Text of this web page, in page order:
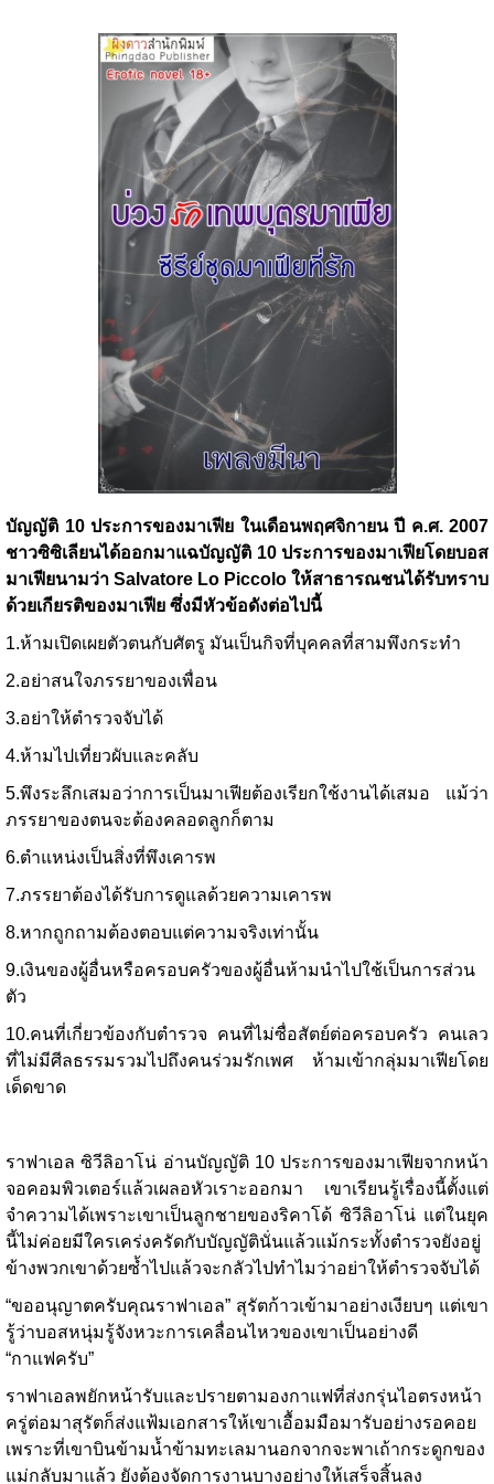
บัญญัติ 10 ประการของมาเฟีย ในเดือนพฤศจิกายน ปี ค.ศ. 2007
ชาวซิซิเลียนได้ออกมาแฉบัญญัติ 10 ประการของมาเฟียโดยบอส
มาเฟียนามว่า Salvatore Lo Piccolo ให้สาธารณชนได้รับทราบ
ด้วยเกียรติของมาเฟีย ซึ่งมีหัวข้อดังต่อไปนี้
1.ห้ามเปิดเผยตัวตนกับศัตรู มันเป็นกิจที่บุคคลที่สามพึงกระทำ
2.อย่าสนใจภรรยาของเพื่อน
3.อย่าให้ตำรวจจับได้
4.ห้ามไปเที่ยวผับและคลับ
5.พึงระลึกเสมอว่าการเป็นมาเฟียต้องเรียกใช้งานได้เสมอ แม้ว่า
ภรรยาของตนจะต้องคลอดลูกก็ตาม
6.ตำแหน่งเป็นสิ่งที่พึงเคารพ
7.ภรรยาต้องได้รับการดูแลด้วยความเคารพ
8.หากถูกถามต้องตอบแต่ความจริงเท่านั้น
9.เงินของผู้อื่นหรือครอบครัวของผู้อื่นห้ามนำไปใช้เป็นการส่วน
ตัว
10.คนที่เกี่ยวข้องกับตำรวจ คนที่ไม่ซื่อสัตย์ต่อครอบครัว คนเลว
ที่ไม่มีศีลธรรมรวมไปถึงคนร่วมรักเพศ ห้ามเข้ากลุ่มมาเฟียโดย
เด็ดขาด
ราฟาเอล ซิวีลิอาโน่ อ่านบัญญัติ 10 ประการของมาเฟียจากหน้า
จอคอมพิวเตอร์แล้วเผลอหัวเราะออกมา เขาเรียนรู้เรื่องนี้ตั้งแต่
จำความได้เพราะเขาเป็นลูกชายของริคาโด้ ซิวีลิอาโน่ แต่ในยุค
นี้ไม่ค่อยมีใครเคร่งครัดกับบัญญัตินั่นแล้วแม้กระทั้งตำรวจยังอยู่
ข้างพวกเขาด้วยซ้ำไปแล้วจะกลัวไปทำไมว่าอย่าให้ตำรวจจับได้
“ขออนุญาตครับคุณราฟาเอล” สุรัตก้าวเข้ามาอย่างเงียบๆ แต่เขา
รู้ว่าบอสหนุ่มรู้จังหวะการเคลื่อนไหวของเขาเป็นอย่างดี
“กาแฟครับ”
ราฟาเอลพยักหน้ารับและปรายตามองกาแฟที่ส่งกรุ่นไอตรงหน้า
ครู่ต่อมาสุรัตก็ส่งแฟ้มเอกสารให้เขาเอื้อมมือมารับอย่างรอคอย
เพราะที่เขาบินข้ามน้ำข้ามทะเลมานอกจากจะพาเถ้ากระดูกของ
แม่กลับมาแล้ว ยังต้องจัดการงานบางอย่างให้เสร็จสิ้นลง